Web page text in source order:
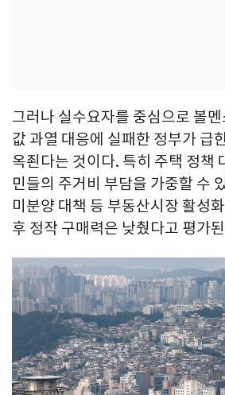
그러나 실수요자를 중심으로 볼
값 과열 대응에 실패한 정부가 급
옥죈다는 것이다. 특히 주택 정책
민들의 주거비 부담을 가중할 수
미분양 대책 등 부동산시장 활성
후 정작 구매력은 낮췄다고 평가